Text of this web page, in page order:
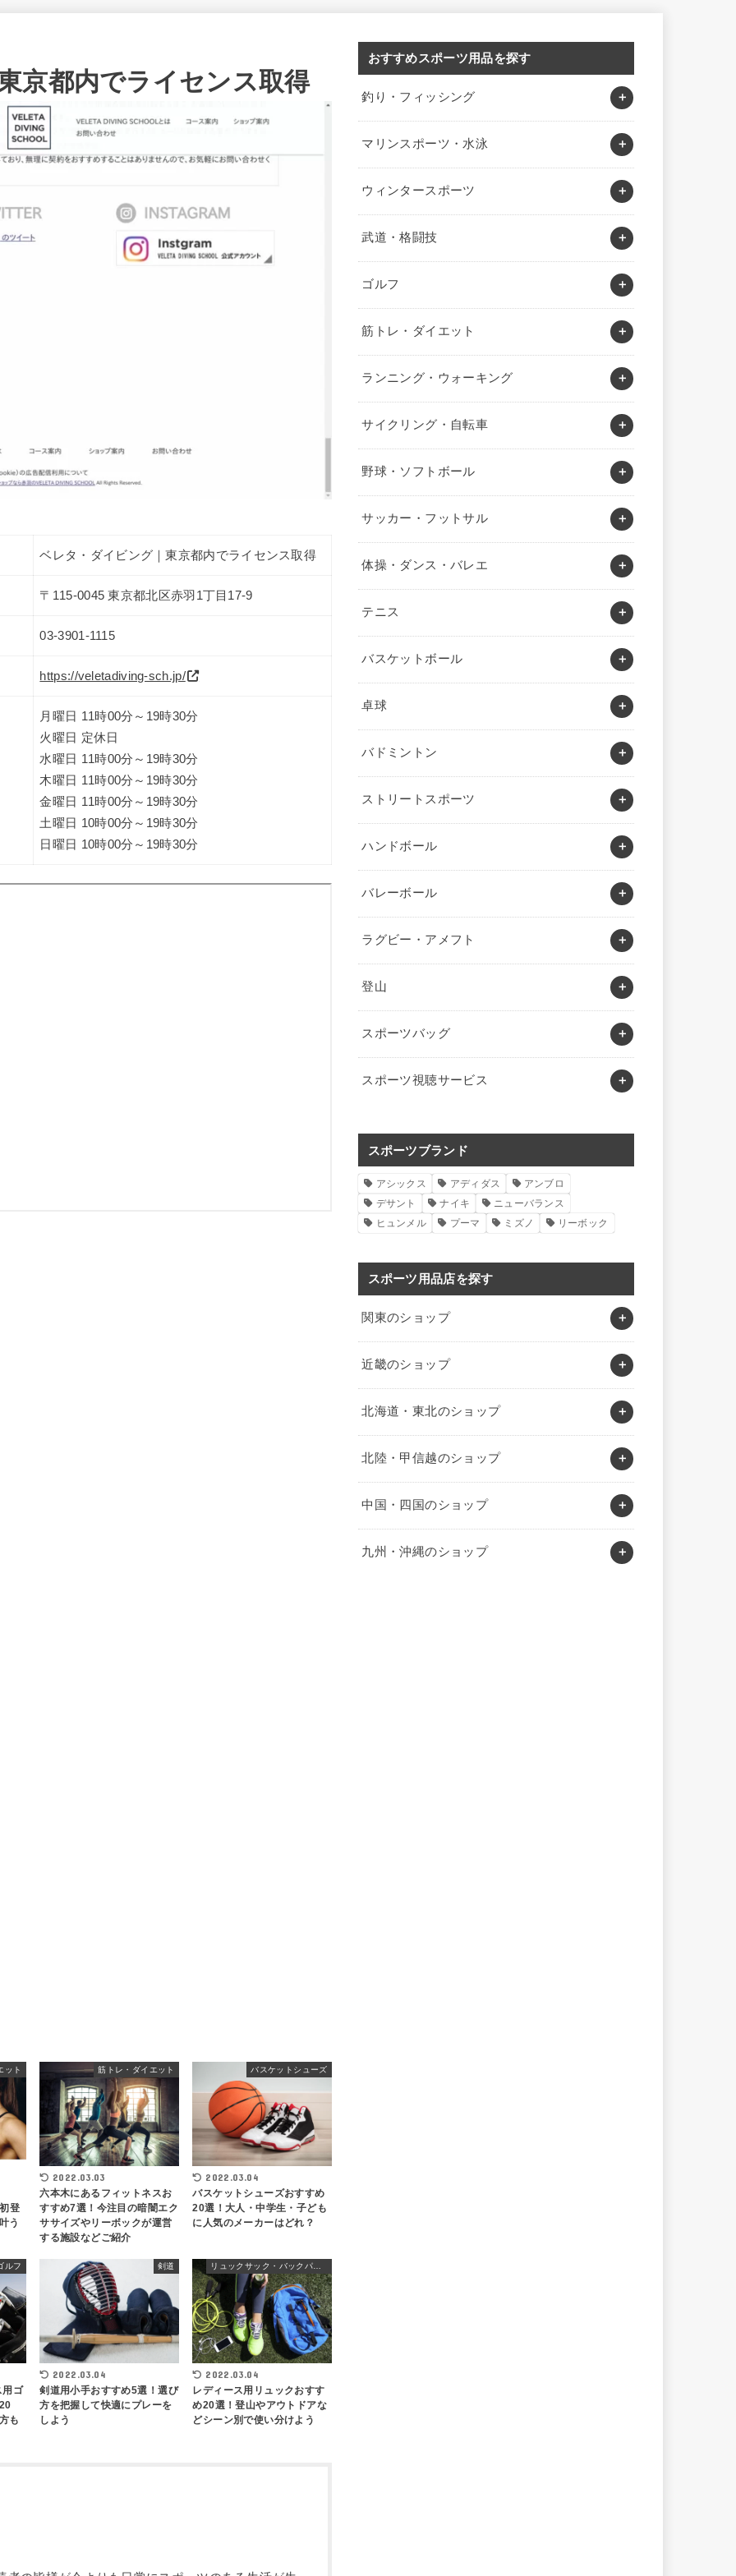
京都内でライセンス取得
ベレタ・ダイビング｜東京都内でライセンス取得
〒115-0045 東京都北区赤羽1丁目17-9
03-3901-1115
https://veletadiving-sch.jp/
月曜日 11時00分～19時30分
火曜日 定休日
水曜日 11時00分～19時30分
木曜日 11時00分～19時30分
金曜日 11時00分～19時30分
土曜日 10時00分～19時30分
日曜日 10時00分～19時30分
ット
登
う
筋トレ・ダイエット
2022.03.03
六本木にあるフィットネスお
すすめ7選！今注目の暗闇エク
ササイズやリーボックが運営
する施設などご紹介
バスケットシューズ
2022.03.04
バスケットシューズおすすめ
20選！大人・中学生・子ども
に人気のメーカーはどれ？
ルフ
用ゴ
も
剣道
2022.03.04
剣道用小手おすすめ5選！選び
方を把握して快適にプレーを
しよう
リュックサック・バックパック
2022.03.04
レディース用リュックおすす
め20選！登山やアウトドアな
どシーン別で使い分けよう
おすすめスポーツ用品を探す
釣り・フィッシング
マリンスポーツ・水泳
ウィンタースポーツ
武道・格闘技
ゴルフ
筋トレ・ダイエット
ランニング・ウォーキング
サイクリング・自転車
野球・ソフトボール
サッカー・フットサル
体操・ダンス・バレエ
テニス
バスケットボール
卓球
バドミントン
ストリートスポーツ
ハンドボール
バレーボール
ラグビー・アメフト
登山
スポーツバッグ
スポーツ視聴サービス
スポーツブランド
アシックス アディダス
アンブロ
デサント
ナイキ
ニューバランス
ヒュンメル
プーマ ミズノ リーボック
スポーツ用品店を探す
関東のショップ
近畿のショップ
北海道・東北のショップ
北陸・甲信越のショップ
中国・四国のショップ
九州・沖縄のショップ